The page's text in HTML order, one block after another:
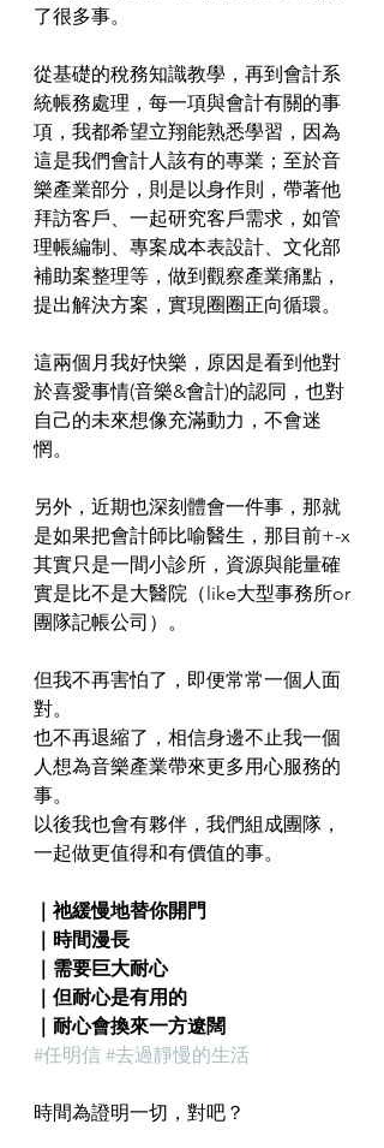
了很多事。
從基礎的稅務知識教學，再到會計系
統帳務處理，每一項與會計有關的事
項，我都希望立翔能熟悉學習，因為
這是我們會計人該有的專業；至於音
樂產業部分，則是以身作則，帶著他
拜訪客戶、一起研究客戶需求，如管
理帳編制、專案成本表設計、文化部
補助案整理等，做到觀察產業痛點，
提出解決方案，實現圈圈正向循環。
這兩個月我好快樂，原因是看到他對
於喜愛事情(音樂&會計)的認同，也對
自己的未來想像充滿動力，不會迷
惘。
另外，近期也深刻體會一件事，那就
是如果把會計師比喻醫生，那目前+-x
其實只是一間小診所，資源與能量確
實是比不是大醫院（like大型事務所or
團隊記帳公司）。
但我不再害怕了，即便常常一個人面
對。
也不再退縮了，相信身邊不止我一個
人想為音樂產業帶來更多用心服務的
事。
以後我也會有夥伴，我們組成團隊，
一起做更值得和有價值的事。
｜祂緩慢地替你開門
｜時間漫長
｜需要巨大耐心
｜但耐心是有用的
｜耐心會換來一方遼闊
#任明信 #去過靜慢的生活
時間為證明一切，對吧？